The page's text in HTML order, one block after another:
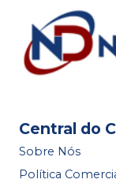
Central do
Sobre Nós
Política